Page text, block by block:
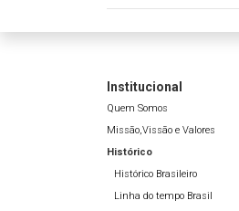
Institucional
Quem Somos
Missão,Vissão e Valores
Histórico
Histórico Brasileiro
Linha do tempo Brasil